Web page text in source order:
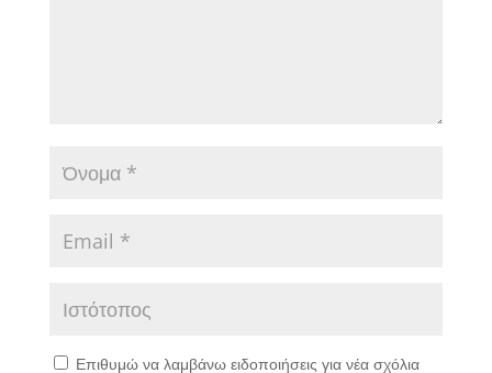
Επιθυμώ να λαμβάνω ειδοποιήσεις για νέα σχόλια